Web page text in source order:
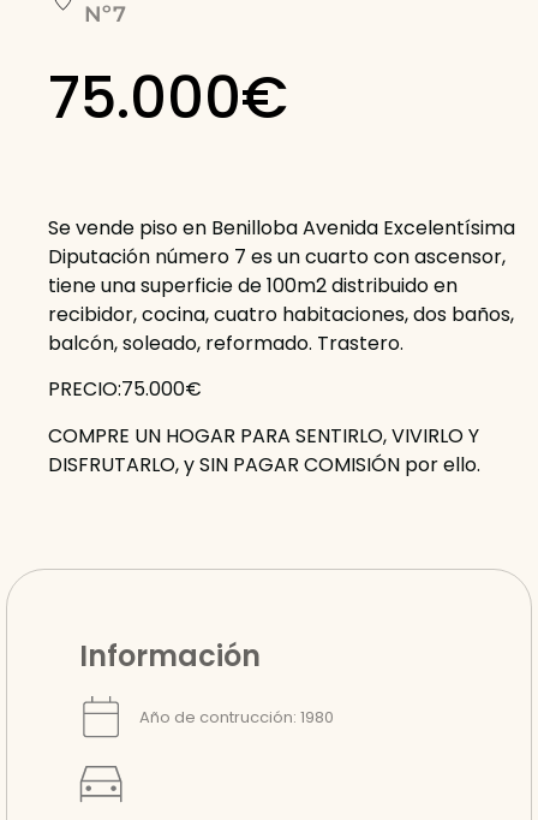
Nº7
75.000€
Se vende piso en Benilloba Avenida Excelentísima
Diputación número 7 es un cuarto con ascensor,
tiene una superficie de 100m2 distribuido en
recibidor, cocina, cuatro habitaciones, dos baños,
balcón, soleado, reformado. Trastero.
PRECIO:75.000€
COMPRE UN HOGAR PARA SENTIRLO, VIVIRLO Y
DISFRUTARLO, y SIN PAGAR COMISIÓN por ello.
Información
Año de contrucción: 1980